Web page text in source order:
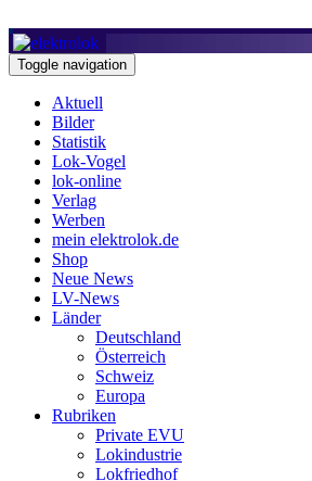
Toggle navigation
Aktuell
Bilder
Statistik
Lok-Vogel
lok-online
Verlag
Werben
mein elektrolok.de
Shop
Neue News
LV-News
Länder
Deutschland
Österreich
Schweiz
Europa
Rubriken
Private EVU
Lokindustrie
Lokfriedhof